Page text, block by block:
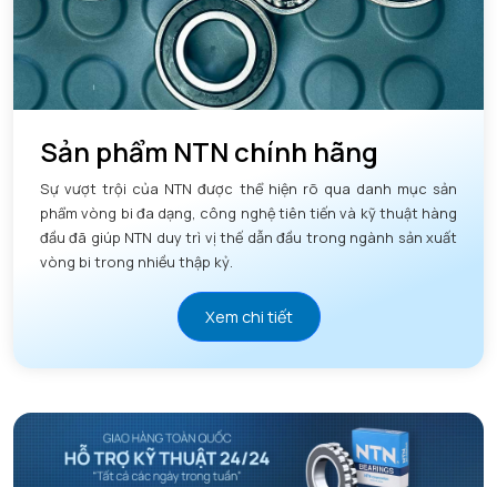
Sản phẩm NTN chính hãng
Sự vượt trội của NTN được thể hiện rõ qua danh mục sản
phẩm vòng bi đa dạng, công nghệ tiên tiến và kỹ thuật hàng
đầu đã giúp NTN duy trì vị thế dẫn đầu trong ngành sản xuất
vòng bi trong nhiều thập kỷ.
Xem chi tiết